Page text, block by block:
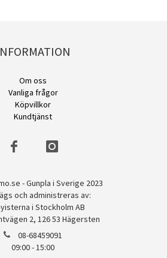
Om oss
Vanliga frågor
Köpvillkor
Kundtjänst
- Gunpla i Sverige 2023
och administreras av:
i Stockholm AB
2, 126 53 Hägersten
08-68459091
09:00 - 15:00